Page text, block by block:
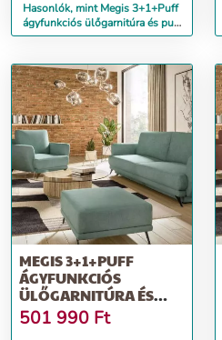
Hasonlók, mint Megis 3+1+Puff
ágyfunkciós ülőgarnitúra és puff
szürke
MEGIS 3+1+PUFF
ÁGYFUNKCIÓS
ÜLŐGARNITÚRA ÉS
PUFF ZÖLD
501 990 Ft